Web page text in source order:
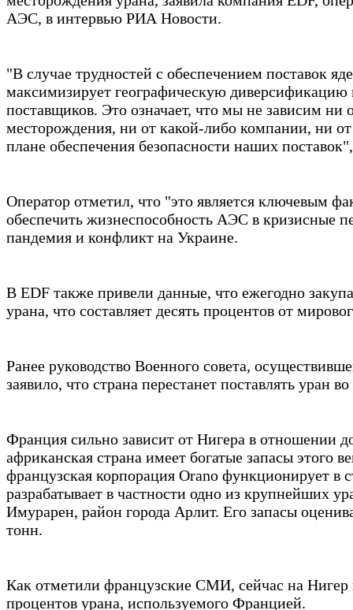
АЭС, в интервью РИА Новости.
"В случае трудностей с обеспечением поставок
максимизирует географическую диверсификацию
поставщиков. Это означает, что мы не зависим ни
месторождения, ни от какой-либо компании, ни от
плане обеспечения безопасности наших
Оператор отметил, что "это является ключевым
обеспечить жизнеспособность АЭС в кризисные
пандемия и конфликт на Украине.
В EDF также привели данные, что ежегодно
урана, что составляет десять процентов от
Ранее руководство Военного совета,
заявило, что страна перестанет поставлять уран
Франция сильно зависит от Нигера в отношении
африканская страна имеет богатые запасы этого
французская корпорация Orano функционирует в
разрабатывает в частности одно из крупнейших
Имурарен, район города Арлит. Его запасы
тонн.
Как отметили французские СМИ, сейчас на Нигер
процентов урана, используемого Францией.